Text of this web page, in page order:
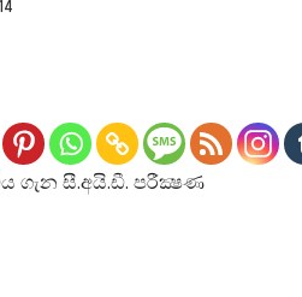
ගැන සී.අයි.ඩී. පරීක්‍ෂණ